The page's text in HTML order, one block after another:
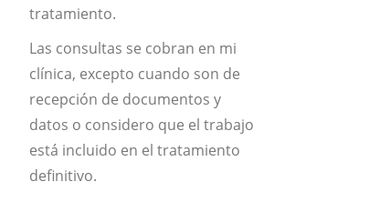
tratamiento.
Las consultas se cobran en mi
clínica, excepto cuando son de
recepción de documentos y
datos o considero que el trabajo
está incluido en el tratamiento
definitivo.